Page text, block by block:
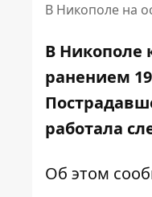
В Никополе на
В Никополе
ранением
работала
Об этом